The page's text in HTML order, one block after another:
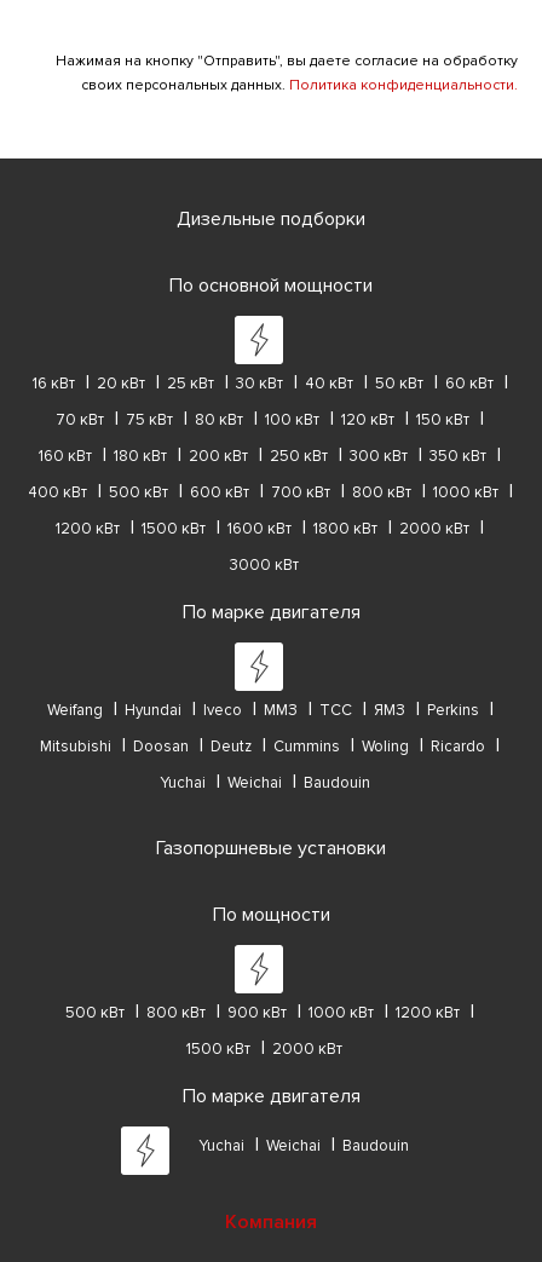
Нажимая на кнопку "Отправить", вы даете согласие на обработку
своих персональных данных. Политика конфиденциальности.
Дизельные подборки
По основной мощности
16 кВт 20 кВт 25 кВт 30 кВт 40 кВт 50 кВт
60 кВт
70 кВт
75 кВт 80 кВт 100 кВт 120 кВт
150 кВт
160 кВт
180 кВт 200 кВт 250 кВт 300 кВт
350 кВт
400 кВт
500 кВт 600 кВт 700 кВт 800 кВт
1000 кВт
1200 кВт
1500 кВт 1600 кВт 1800 кВт
2000 кВт
3000 кВт
По марке двигателя
Weifang Hyundai Iveco ММЗ ТСС ЯМЗ
Perkins
Mitsubishi
Doosan Deutz Cummins Woling
Ricardo
Yuchai
Weichai Baudouin
Газопоршневые установки
По мощности
500 кВт 800 кВт 900 кВт 1000 кВт
1200 кВт
1500 кВт
2000 кВт
По марке двигателя
Yuchai Weichai Baudouin
Компания